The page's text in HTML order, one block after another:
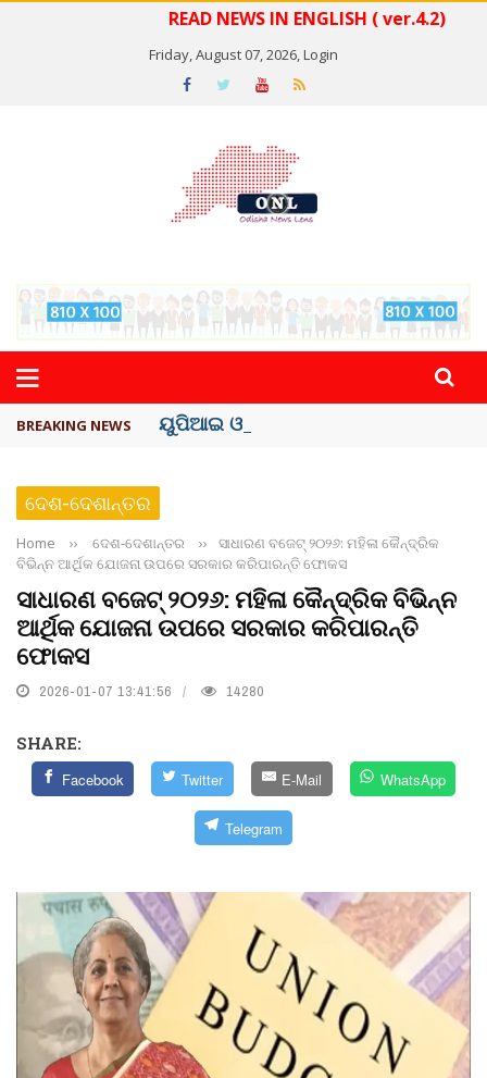
READ NEWS IN ENGLISH ( ver.4.2)
Friday, August 07, 2026,Login
BREAKING NEWS ୟୁପିଆଇ ଓ ଅନ୍ୟାନ୍ୟ ଡିଜିଟାଲ୍ ନେଣଦେଣ
ଦେଶ-ଦେଶାନ୍ତର
Home ›› ଦେଶ-ଦେଶାନ୍ତର ››
ସାଧାରଣ ବଜେଟ୍ ୨୦୨୬: ମହିଳା କୈନ୍ଦ୍ରିକ
ବିଭିନ୍ନ ଆର୍ଥିକ ଯୋଜନା ଉପରେ ସରକାର କରିପାରନ୍ତି ଫୋକସ
ସାଧାରଣ ବଜେଟ୍ ୨୦୨୬: ମହିଳା କୈନ୍ଦ୍ରିକ ବିଭିନ୍ନ
ଆର୍ଥିକ ଯୋଜନା ଉପରେ ସରକାର କରିପାରନ୍ତି
ଫୋକସ
2026-01-07 13:41:56 14280
SHARE:
Facebook Twitter E-Mail WhatsApp
Telegram